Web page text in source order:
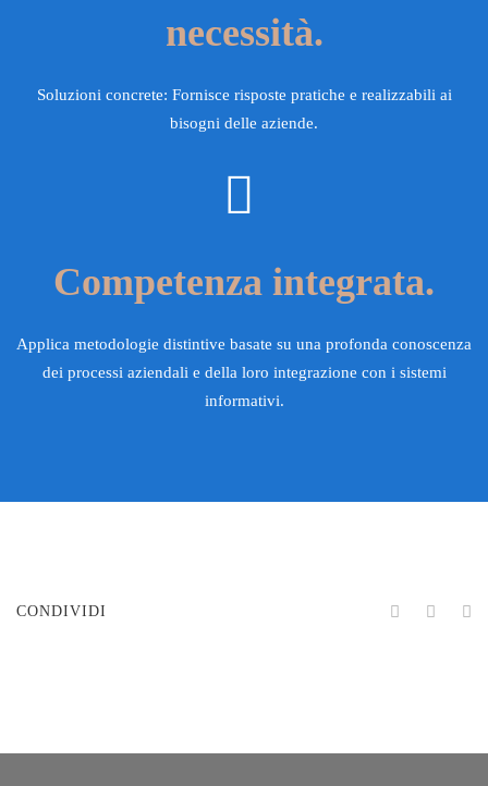
necessità.
Soluzioni concrete: Fornisce risposte pratiche e realizzabili ai
bisogni delle aziende.
Competenza integrata.
Applica metodologie distintive basate su una profonda conoscenza
dei processi aziendali e della loro integrazione con i sistemi
informativi.
CONDIVIDI